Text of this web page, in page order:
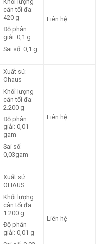
Khối lượng
cân tối đa:
420 g
Độ phân
giải: 0,1 g
Sai số: 0,1 g
Liên hệ
Xuất sứ:
Ohaus
Khối lượng
cân tối đa:
2.200 g
Độ phân
giải: 0,01
gam
Sai số:
0,03gam
Liên hệ
Xuất sứ:
OHAUS
Khối lượng
cân tối đa:
1.200 g
Độ phân
giải: 0,01 g
Liên hệ